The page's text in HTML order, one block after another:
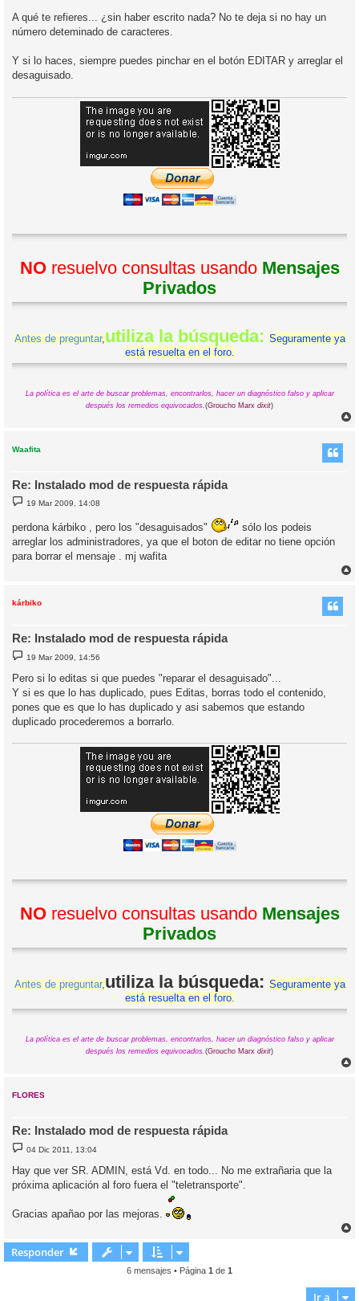
e
s
a
A qué te refieres... ¿sin haber escrito nada? No te deja si no hay un
número deteminado de caracteres.
Y si lo haces, siempre puedes pinchar en el botón EDITAR y arreglar el
desaguisado.
NOresuelvo consultas usando Mensajes
Privados
Antes de preguntar,utiliza la búsqueda: Seguramente ya
está resuelta en el foro.
La política es el arte de buscar problemas, encontrarlos, hacer un diagnóstico falso y aplicar
después los remedios equivocados. (Groucho Marx dixit)
Waafita
Re: Instalado mod de respuesta rápida
M
e
s
a
j
e
19 Mar 2009, 14:08
perdona kárbiko , pero los "desaguisados"
sólo los podei­s
arreglar los administradores, ya que el boton de editar no tiene opción
para borrar el mensaje . mj wafita
kárbiko
Re: Instalado mod de respuesta rápida
M
e
s
a
e
19 Mar 2009, 14:56
Pero si lo editas si que puedes "reparar el desaguisado"...
Y si es que lo has duplicado, pues Editas, borras todo el contenido,
pones que es que lo has duplicado y asi­ sabemos que estando
duplicado procederemos a borrarlo.
NOresuelvo consultas usando Mensajes
Privados
Antes de preguntar,utiliza la búsqueda: Seguramente ya
está resuelta en el foro.
La política es el arte de buscar problemas, encontrarlos, hacer un diagnóstico falso y aplicar
después los remedios equivocados.(Groucho Marx dixit)
FLORES
Re: Instalado mod de respuesta rápida
M
e
s
a
04 Dic 2011, 13:04
Hay que ver SR. ADMIN, está Vd. en todo... No me extrañari­a que la
próxima aplicación al foro fuera el "teletransporte".
Gracias apañao por las mejoras.
Responder
6 mensajes • Página 1 de 1
Ir a